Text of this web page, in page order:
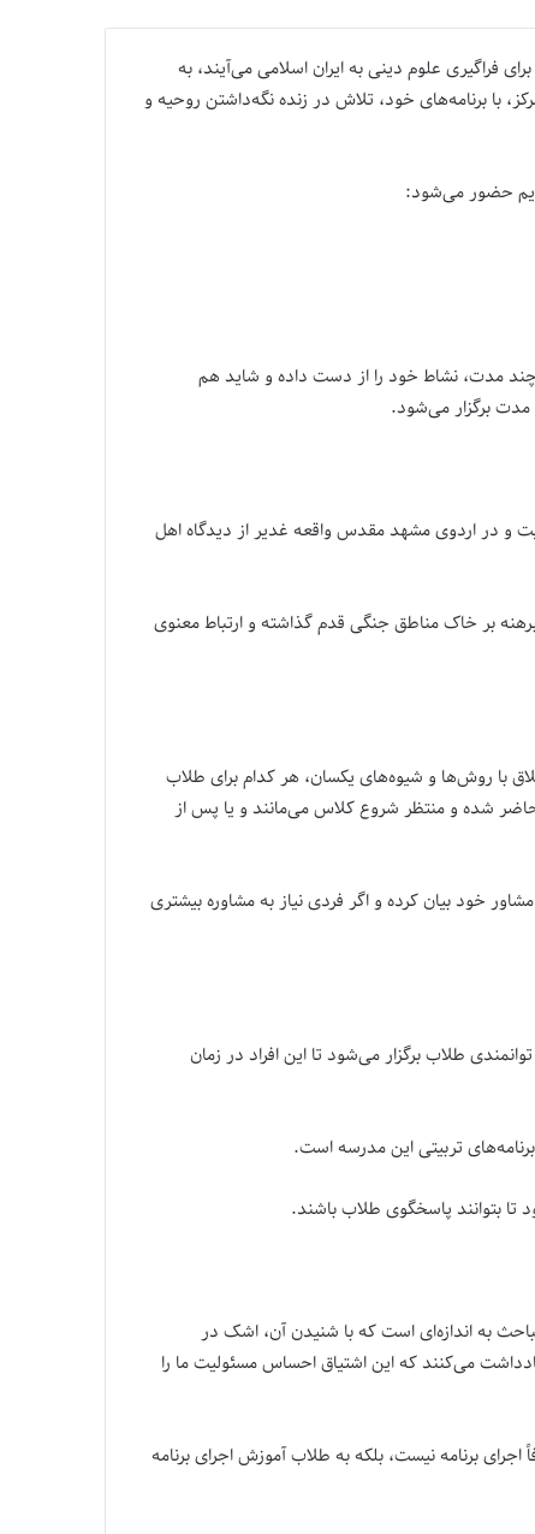
فراگیری علوم دینی به ایران اسلامی می‌آیند، به
با برنامه‌های خود، تلاش در زنده نگه‌داشتن روحیه و
حضور می‌شود:
چند مدت، نشاط خود را از دست داده و شاید هم
مدت برگزار می‌شود.
و در اردوی مشهد مقدس واقعه غدیر از دیدگاه اهل
بر خاک مناطق جنگی قدم گذاشته و ارتباط معنوی
با روش‌ها و شیوه‌های یکسان، هر کدام برای طلاب
شده و منتظر شروع کلاس می‌مانند و یا پس از
خود بیان کرده و اگر فردی نیاز به مشاوره بیشتری
طلاب برگزار می‌شود تا این افراد در زمان
تربیتی این مدرسه است.
تا بتوانند پاسخگوی طلاب باشند.
به اندازه‌ای است که با شنیدن آن، اشک در
می‌کنند که این اشتیاق احساس مسئولیت ما را
برنامه نیست، بلکه به طلاب آموزش اجرای برنامه